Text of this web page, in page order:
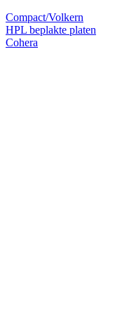
Compact/Volkern
HPL beplakte platen
Cohera